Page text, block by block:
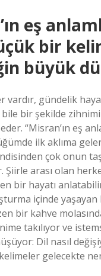
eş
bir
büyük
vardır, gündelik
bir şekilde
“Misran’ın eş
ilk aklıma
çok onun
Şiirle arası olan
bir hayatı
içinde
bir kahve
takılıyor ve
Dil nasıl
gelecekte